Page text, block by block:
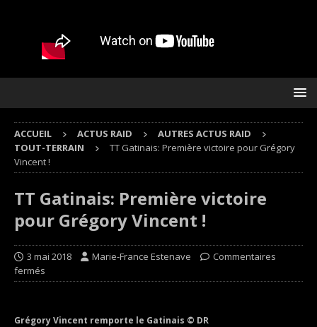
ACCUEIL ACTUS RAID
AUTRES ACTUS RAID
TOUT-TERRAIN
TT Gatinais: Première victoire pour Grégory
Vincent !
TT Gatinais: Première victoire
pour Grégory Vincent !
3 mai 2018 Marie-France Estenave
Commentaires
fermés
Grégory Vincent remporte le Gatinais © DR